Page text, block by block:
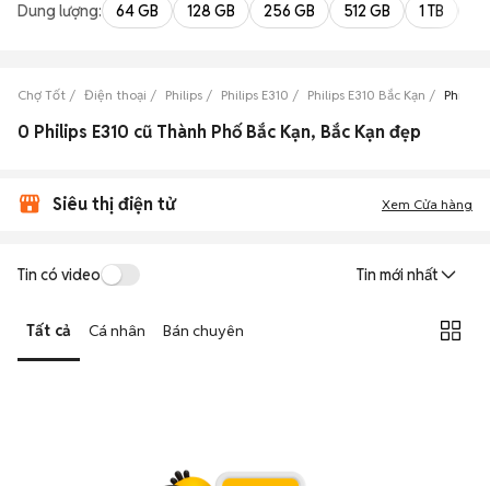
Dung lượng: 64 GB 128 GB 256 GB 512 GB 1 TB
Chợ Tốt Điện thoại Philips Philips E310 Philips E310 Bắc Kạn Philips
0 Philips E310 cũ Thành Phố Bắc Kạn, Bắc Kạn đẹp
Siêu thị điện tử Xem Cửa hàng
Tin có video Tin mới nhất
Tất cả Cá nhân Bán chuyên